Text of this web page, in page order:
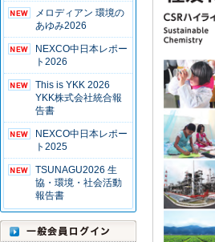
メロディアン 環境の
あゆみ2026
NEXCO中日本レポー
ト2026
This is YKK 2026
YKK株式会社統合報
告書
NEXCO中日本レポー
ト2025
TSUNAGU2026 生
協・環境・社会活動
報告書